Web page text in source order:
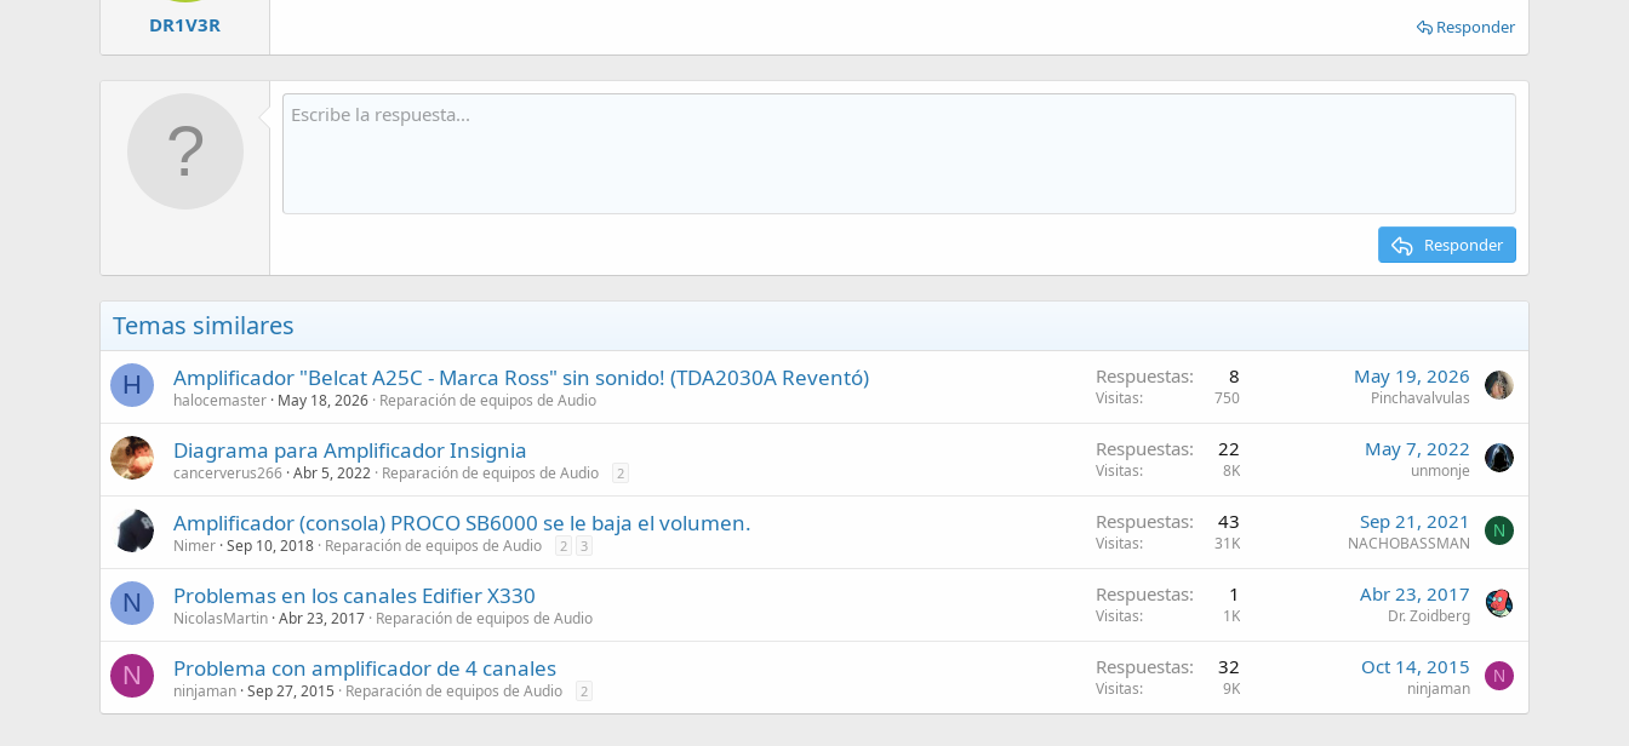
DR1V3R Responder
Responder
Temas similares
H Amplificador "Belcat A25C - Marca Ross" sin sonido! (TDA2030A Reventó)
halocemaster May 18, 2026 Reparación de equipos de Audio
Respuestas 8
Visitas 750
May 19, 2026
Pinchavalvulas
Diagrama para Amplificador Insignia
cancerverus266 Abr 5, 2022 Reparación de equipos de Audio 2
Respuestas 22
Visitas 8K
May 7, 2022
unmonje
Amplificador (consola) PROCO SB6000 se le baja el volumen.
Nimer Sep 10, 2018 Reparación de equipos de Audio 2 3
Respuestas 43
Visitas 31K
Sep 21, 2021
NACHOBASSMAN
N
N Problemas en los canales Edifier X330
NicolasMartin Abr 23, 2017 Reparación de equipos de Audio
Respuestas 1
Visitas 1K
Abr 23, 2017
Dr. Zoidberg
N Problema con amplificador de 4 canales
ninjaman Sep 27, 2015 Reparación de equipos de Audio 2
Respuestas 32
Visitas 9K
Oct 14, 2015
ninjaman
N